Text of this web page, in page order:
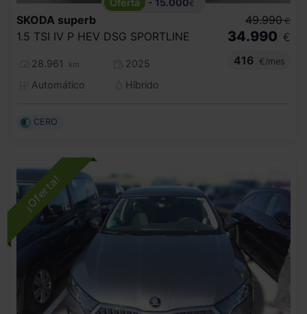
- 15.000€
SKODA superb
1.5 TSI IV P HEV DSG SPORTLINE
28.961 km
2025
Automático
Híbrido
49.990 €
34.990 €
416
€/mes
CERO